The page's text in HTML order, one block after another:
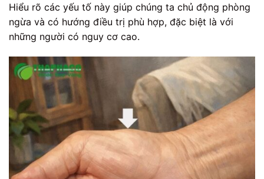
Hiểu rõ các yếu tố này giúp chúng ta chủ động phòng
ngừa và có hướng điều trị phù hợp, đặc biệt là với
những người có nguy cơ cao.